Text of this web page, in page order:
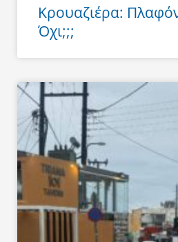
Κρουαζιέρα:
Όχι;;;